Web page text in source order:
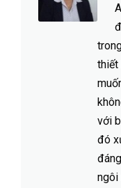
thiết
với
đó
ngôi